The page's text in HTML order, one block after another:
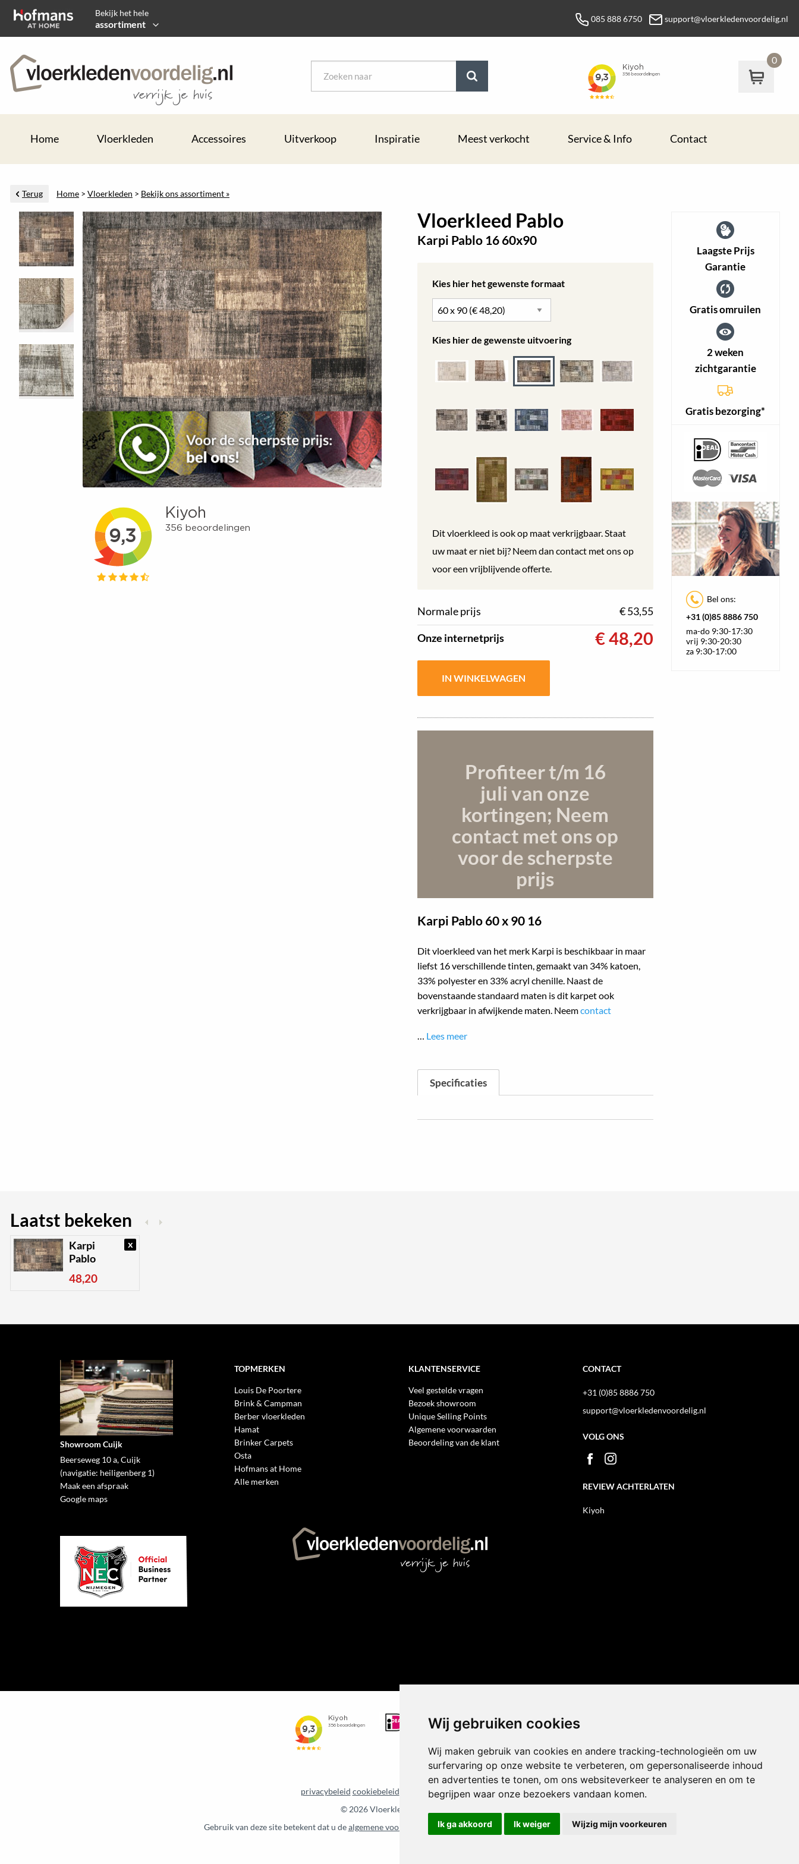
Wij gebruiken cookies
Wij maken gebruik van cookies en andere tracking-technologieën om uw
surfervaring op onze website te verbeteren, om gepersonaliseerde inhoud
en advertenties te tonen, om ons websiteverkeer te analyseren en om te
begrijpen waar onze bezoekers vandaan komen.
Ik ga akkoord Ik weiger Wijzig mijn voorkeuren
Bekijk het hele
assortiment 085 888 6750 support@vloerkledenvoordelig.nl
0
Home Vloerkleden Accessoires Uitverkoop Inspiratie Meest verkocht Service & Info Contact
Terug Home > Vloerkleden > Bekijk ons assortiment »
Vloerkleed Pablo
Karpi Pablo 16 60x90
Kies hier het gewenste formaat
Kies hier de gewenste uitvoering
Dit vloerkleed is ook op maat verkrijgbaar. Staat
uw maat er niet bij? Neem dan contact met ons op
voor een vrijblijvende offerte.
Normale prijs € 53,55
Onze internetprijs €48,20
Profiteer t/m 16
julivan onze
kortingen; Neem
contact met ons op
voor de scherpste
prijs
Karpi Pablo 60 x 90 16
Dit vloerkleed van het merk Karpi is beschikbaar in maar
liefst 16 verschillende tinten, gemaakt van 34% katoen,
33% polyester en 33% acryl chenille. Naast de
bovenstaande standaard maten is dit karpet ook
verkrijgbaar in afwijkende maten. Neemcontact
… Lees meer
Specificaties
Laagste Prijs
Garantie
Gratis omruilen
2 weken
zichtgarantie
Gratis bezorging*
Bel ons:
+31 (0)85 8886 750
ma-do 9:30-17:30
vrij 9:30-20:30
za 9:30-17:00
Laatst bekeken
x
Karpi
Pablo
48,20
Showroom Cuijk
Beerseweg 10 a, Cuijk
(navigatie: heiligenberg 1)
Maak een afspraak
Google maps
TOPMERKEN
Louis De Poortere
Brink & Campman
Berber vloerkleden
Hamat
Brinker Carpets
Osta
Hofmans at Home
Alle merken
KLANTENSERVICE
Veel gestelde vragen
Bezoek showroom
Unique Selling Points
Algemene voorwaarden
Beoordeling van de klant
CONTACT
+31 (0)85 8886 750
support@vloerkledenvoordelig.nl
VOLG ONS
REVIEW ACHTERLATEN
Kiyoh
privacybeleid cookiebeleid
Update cookie voorkeuren
© 2026 Vloerkledenvoordelig.nl
Gebruik van deze site betekent dat u dealgemene voorwaarden van CBW erkende woonwinkels accepteert.